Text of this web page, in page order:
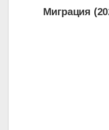
Миграция